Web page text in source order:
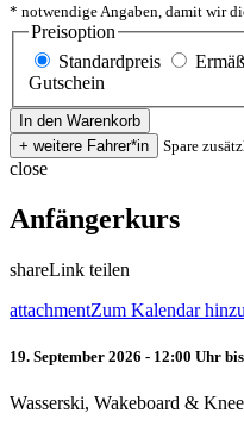
* notwendige Angaben, damit wir
Preisoption
Standardpreis
Gutschein
Spare
close
Anfängerkurs
shareLink teilen
attachmentZum Kalendar
19. September 2026 - 12:00 Uhr
Wasserski, Wakeboard &